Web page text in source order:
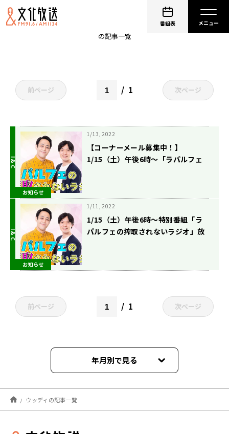
番組表
の記事一覧
前ページ 1 次ページ
お知らせ
1/13, 2022
【コーナーメール募集中！】
1/15（土）午後6時〜「ラパルフェ
お知らせ
1/11, 2022
1/15（土）午後6時〜特別番組「ラ
パルフェの搾取されないラジオ」放
前ページ 1 次ページ
年月別で見る
2022年01月
ウッディの記事一覧